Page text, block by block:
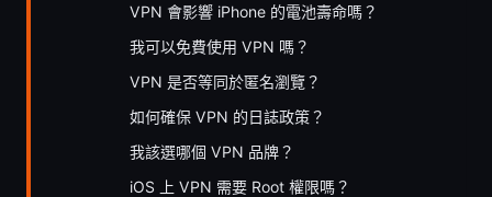
VPN 會影響 iPhone 的電池壽命嗎？
我可以免費使用 VPN 嗎？
VPN 是否等同於匿名瀏覽？
如何確保 VPN 的日誌政策？
我該選哪個 VPN 品牌？
iOS 上 VPN 需要 Root 權限嗎？